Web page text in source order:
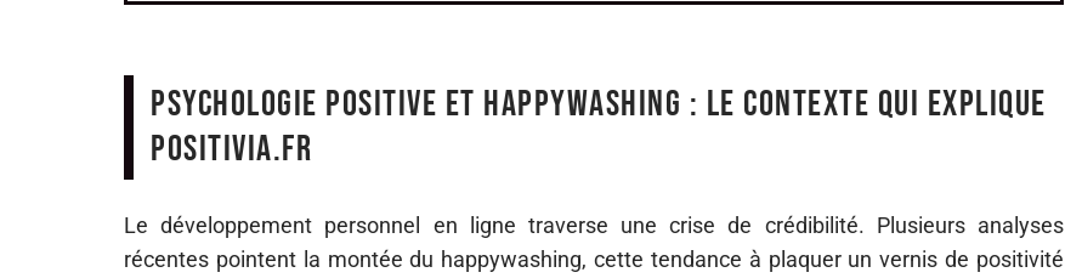
Psychologie positive et happywashing : le contexte qui explique
Positivia.fr
Le développement personnel en ligne traverse une crise de crédibilité. Plusieurs analyses
récentes pointent la montée du happywashing, cette tendance à plaquer un vernis de positivité